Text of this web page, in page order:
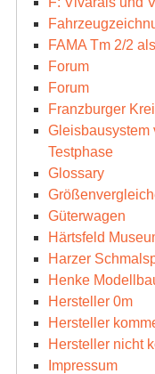
FAMA Tm 2/2
Forum
Forum
Franzburger
Gleisbausystem
Testphase
Glossary
Güterwagen
Härtsfeld
Harzer
Henke
Hersteller 0m
Hersteller
Hersteller nicht
Impressum